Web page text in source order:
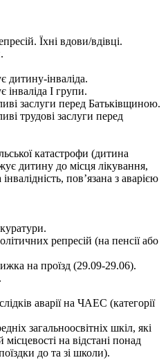
Їхні вдови/вдівці.
дитину-інваліда.
І групи.
заслуги перед Батьківщиною.
трудові заслуги перед
катастрофи (дитина
дитину до місця лікування,
пов’язана з аварією
репресій (на пенсії або
на проїзд (29.09-29.06).
аварії на ЧАЕС (категорії
загальноосвітніх шкіл, які
на відстані понад
до та зі школи).